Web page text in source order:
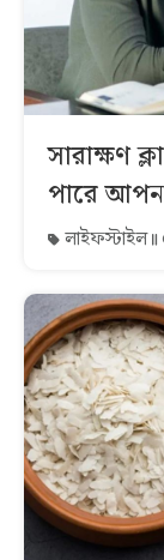
সারাক্ষণ
পারে
লাইফস্টাইল